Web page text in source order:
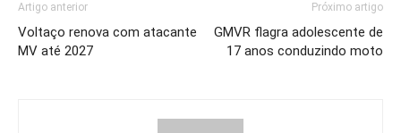
Artigo anterior
Voltaço renova com atacante
MV até 2027
Próximo artigo
GMVR flagra adolescente de
17 anos conduzindo moto